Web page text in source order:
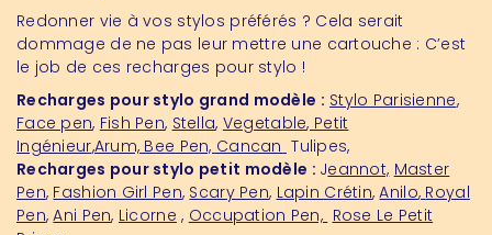
Redonner vie à vos stylos préférés ? Cela serait
dommage de ne pas leur mettre une cartouche : C’est
le job de ces recharges pour stylo !
Recharges pour stylo grand modèle : Stylo Parisienne,
Face pen, Fish Pen, Stella, Vegetable, Petit
Ingénieur,Arum, Bee Pen, Cancan Tulipes,
Recharges pour stylo petit modèle : Jeannot, Master
Pen, Fashion Girl Pen, Scary Pen, Lapin Crétin,Anilo, Royal
Pen, Ani Pen, Licorne , Occupation Pen, Rose Le Petit